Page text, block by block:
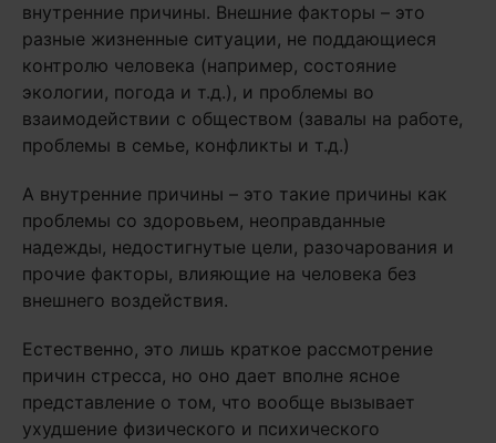
внутренние причины. Внешние факторы – это
разные жизненные ситуации, не поддающиеся
контролю человека (например, состояние
экологии, погода и т.д.), и проблемы во
взаимодействии с обществом (завалы на работе,
проблемы в семье, конфликты и т.д.)
А внутренние причины – это такие причины как
проблемы со здоровьем, неоправданные
надежды, недостигнутые цели, разочарования и
прочие факторы, влияющие на человека без
внешнего воздействия.
Естественно, это лишь краткое рассмотрение
причин стресса, но оно дает вполне ясное
представление о том, что вообще вызывает
ухудшение физического и психического